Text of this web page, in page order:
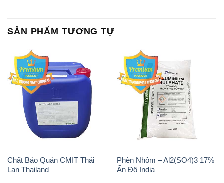
SẢN PHẨM TƯƠNG TỰ
Chất Bảo Quản CMIT Thái
Lan Thailand
Phèn Nhôm – Al2(SO4)3 17%
Ấn Độ India